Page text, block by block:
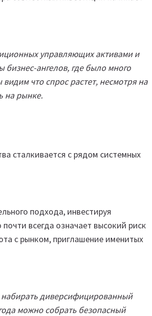
управляющих активами и
бизнес-ангелов, где было много
что спрос растет, несмотря на
на рынке.
сталкивается с рядом системных
подхода, инвестируя
всегда означает высокий риск
с рынком, приглашение именитых
набирать диверсифицированный
можно собрать безопасный